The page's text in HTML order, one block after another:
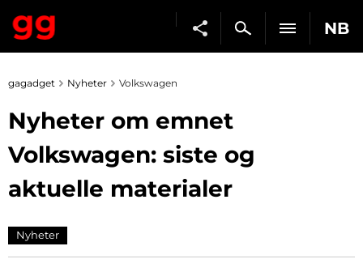
NB
gagadget Nyheter Volkswagen
Nyheter om emnet
Volkswagen: siste og
aktuelle materialer
Nyheter